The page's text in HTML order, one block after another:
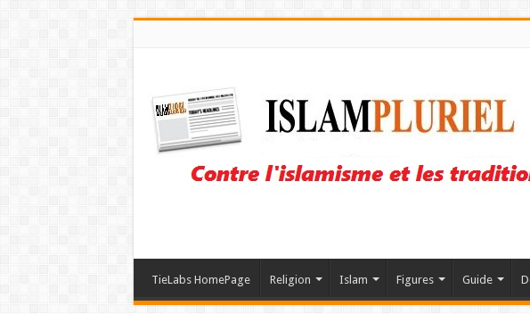
TieLabs HomePage Religion Islam Figures Guide